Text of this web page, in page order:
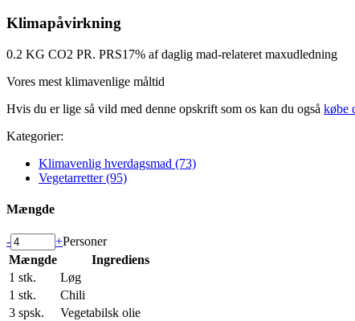
Klimapåvirkning
0.2 KG CO2 PR. PRS17% af daglig mad-relateret maxudledning
Vores mest klimavenlige måltid
Hvis du er lige så vild med denne opskrift som os kan du også købe
Kategorier:
Klimavenlig hverdagsmad (73)
Vegetarretter (95)
Mængde
- +Personer
Mængde
Ingrediens
1 stk.
Løg
1 stk.
Chili
3 spsk.
Vegetabilsk olie